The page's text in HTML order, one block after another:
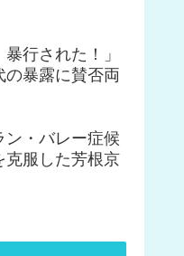
行された！」
の暴露に賛否両
ン・バレー症候
克服した芳根京